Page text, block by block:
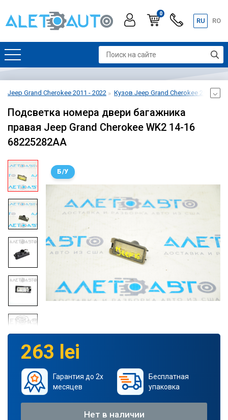
0
RU RO
Jeep Grand Cherokee 2011 - 2022 Кузов Jeep Grand Cherokee 2011 -
Подсветка номера двери багажника
правая Jeep Grand Cherokee WK2 14-16
68225282AA
Б/У
263 lei
Гарантия до 2х
месяцев
Бесплатная
упаковка
Нет в наличии